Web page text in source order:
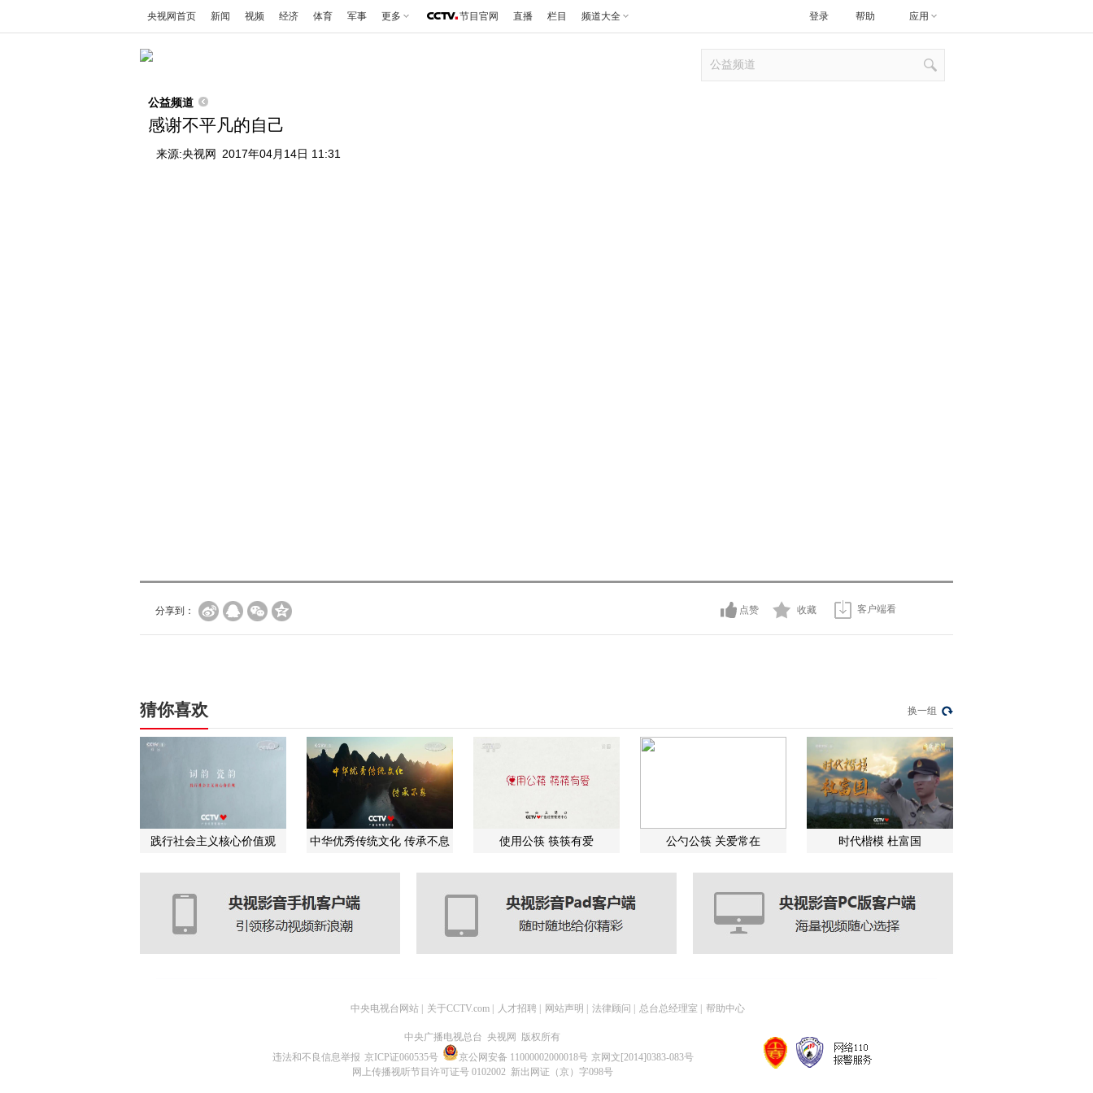
央视网首页 新闻 视频 经济 体育 军事 更多 节目官网 直播 栏目 频道大全 帮助 应用
登录
公益频道
感谢不平凡的自己
来源:央视网 2017年04月14日 11:31
分享到： 点赞 收藏 客户端看
猜你喜欢 换一组
践行社会主义核心价值观 中华优秀传统文化 传承不息 使用公筷 筷筷有爱 公勺公筷 关爱常在 时代楷模 杜富国
中央电视台网站 关于CCTV.com 人才招聘 网站声明 法律顾问 总台总经理室 帮助中心
中央广播电视总台 央视网 版权所有
违法和不良信息举报 京ICP证060535号 京公网安备 11000002000018号 京网文[2014]0383-083号
网上传播视听节目许可证号 0102002 新出网证（京）字098号